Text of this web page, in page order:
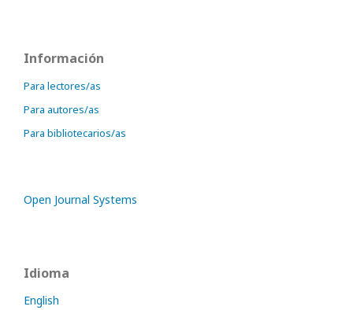
Información
Para lectores/as
Para autores/as
Para bibliotecarios/as
Open Journal Systems
Idioma
English